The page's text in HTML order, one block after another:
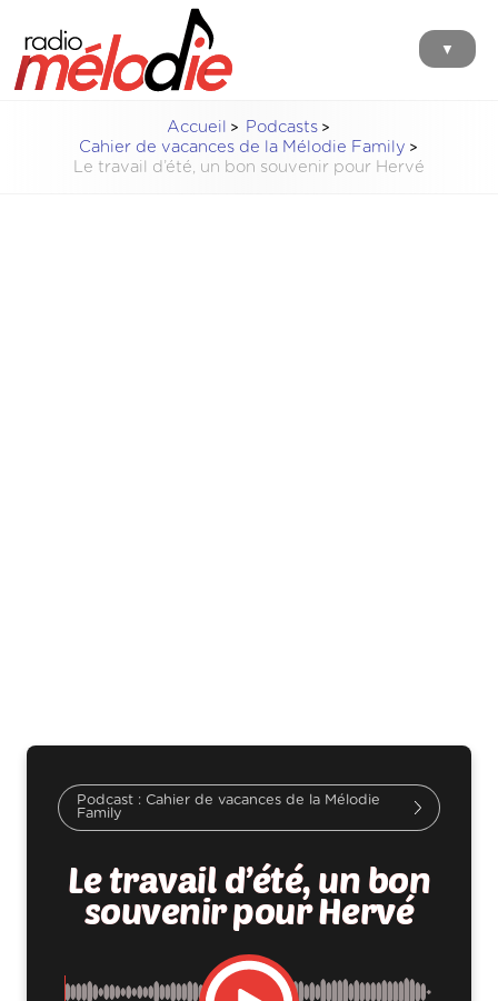
▼
Accueil
Podcasts
Cahier de vacances de la Mélodie Family
Le travail d’été, un bon souvenir pour Hervé
Cahier de vacances de la Mélodie
Family
Le travail d’été, un bon
souvenir pour Hervé